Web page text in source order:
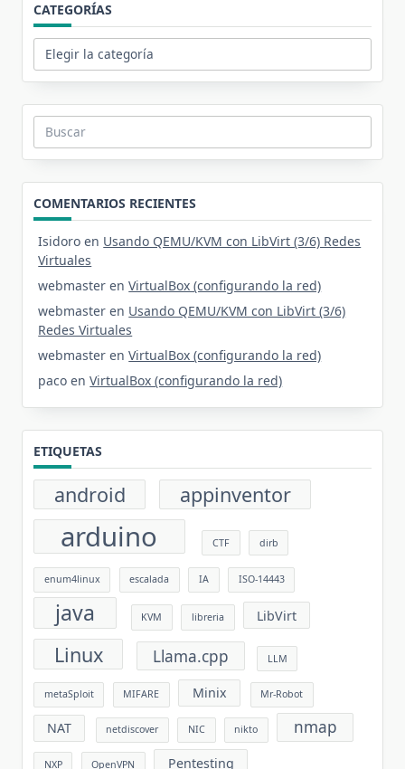
CATEGORÍAS
Categorías
Buscar:
COMENTARIOS RECIENTES
Isidoro en Usando QEMU/KVM con LibVirt (3/6) Redes
Virtuales
webmaster enVirtualBox (configurando la red)
webmaster en Usando QEMU/KVM con LibVirt (3/6)
Redes Virtuales
webmaster enVirtualBox (configurando la red)
paco enVirtualBox (configurando la red)
ETIQUETAS
android appinventor
arduino CTF dirb
enum4linux escalada IA ISO-14443
java KVM libreria LibVirt
Linux Llama.cpp LLM
metaSploit MIFARE Minix Mr-Robot
NAT netdiscover NIC nikto nmap
NXP OpenVPN Pentesting